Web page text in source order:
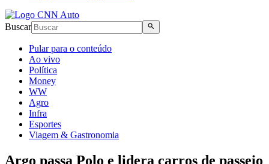
Buscar
Pular para o conteúdo
Ao vivo
Política
Money
WW
Agro
Infra
Esportes
Viagem & Gastronomia
Argo passa Polo e lidera carros de passeio